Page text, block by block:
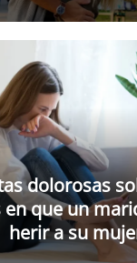
dolorosas
que un
herir a su